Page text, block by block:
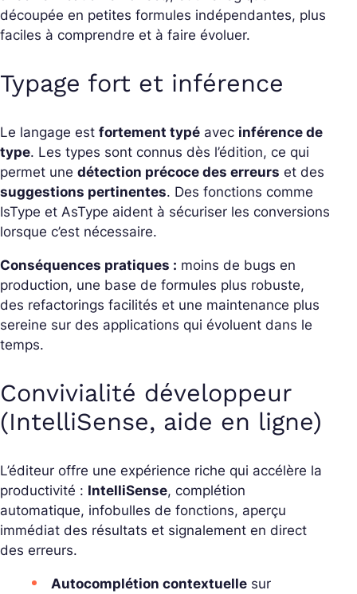
découpée en petites formules indépendantes, plus
faciles à comprendre et à faire évoluer.
Typage fort et inférence
Le langage est fortement typé avec inférence de
type. Les types sont connus dès l’édition, ce qui
permet une détection précoce des erreurs et des
suggestions pertinentes. Des fonctions comme
IsType et AsType aident à sécuriser les conversions
lorsque c’est nécessaire.
Conséquences pratiques : moins de bugs en
production, une base de formules plus robuste,
des refactorings facilités et une maintenance plus
sereine sur des applications qui évoluent dans le
temps.
Convivialité développeur
(IntelliSense, aide en ligne)
L’éditeur offre une expérience riche qui accélère la
productivité : IntelliSense, complétion
automatique, infobulles de fonctions, aperçu
immédiat des résultats et signalement en direct
des erreurs.
Autocomplétion contextuelle sur